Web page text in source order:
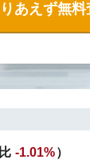
あえず無
-1.01%）